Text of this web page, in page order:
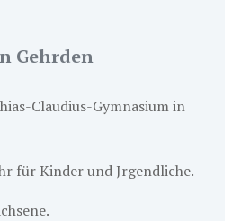
Gehrden
Claudius-Gymnasium in
für Kinder und Jrgendliche.